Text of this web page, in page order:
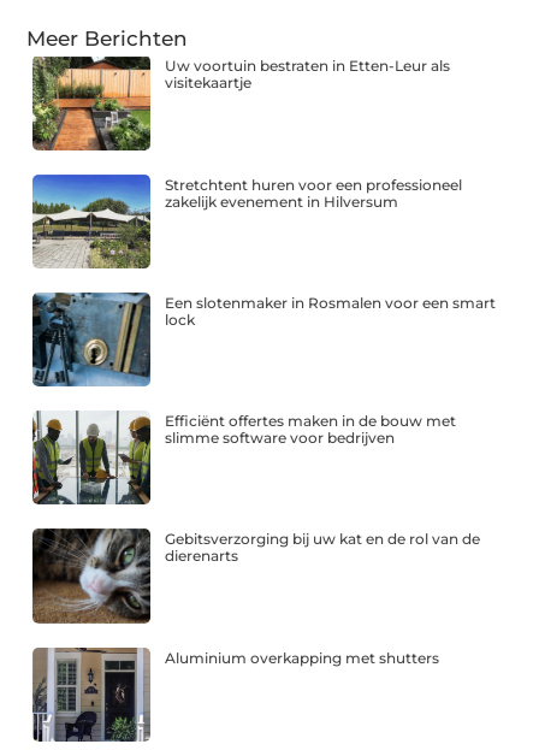
Meer Berichten
Uw voortuin bestraten in Etten-Leur als
visitekaartje
Stretchtent huren voor een professioneel
zakelijk evenement in Hilversum
Een slotenmaker in Rosmalen voor een smart
lock
Efficiënt offertes maken in de bouw met
slimme software voor bedrijven
Gebitsverzorging bij uw kat en de rol van de
dierenarts
Aluminium overkapping met shutters